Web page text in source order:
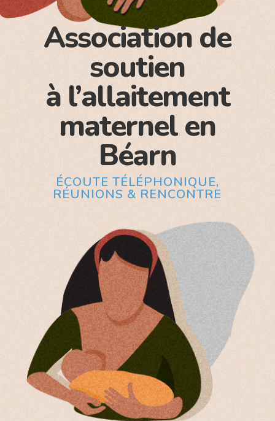
Association de
soutien
à l’allaitement
maternel en
Béarn
ÉCOUTE TÉLÉPHONIQUE,
RÉUNIONS & RENCONTRE